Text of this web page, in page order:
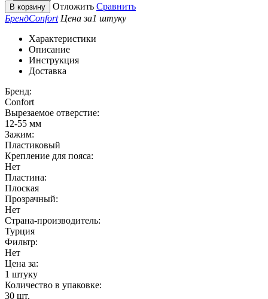
В корзину Отложить Сравнить
БрендConfort Цена за1 штуку
Характеристики
Описание
Инструкция
Доставка
Бренд:
Confort
Вырезаемое отверстие:
12-55 мм
Зажим:
Пластиковый
Крепление для пояса:
Нет
Пластина:
Плоская
Прозрачный:
Нет
Страна-производитель:
Турция
Фильтр:
Нет
Цена за:
1 штуку
Количество в упаковке:
30 шт.